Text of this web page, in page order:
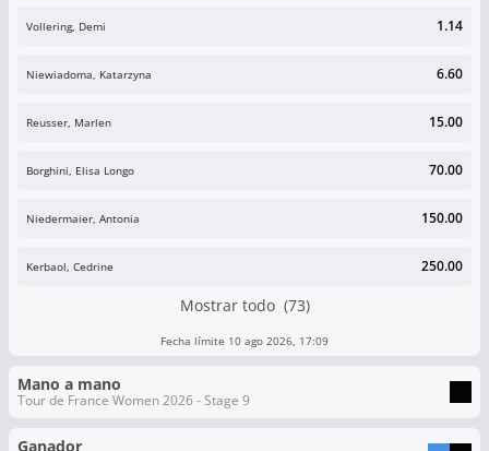
Vollering, Demi 1.14
Niewiadoma, Katarzyna 6.60
Reusser, Marlen 15.00
Borghini, Elisa Longo 70.00
Niedermaier, Antonia 150.00
Kerbaol, Cedrine 250.00
Mostrar todo (73)
Fecha límite 10 ago 2026, 17:09
Mano a mano
Tour de France Women 2026 - Stage 9
Ganador